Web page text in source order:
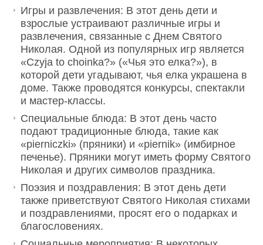
Игры и развлечения: В этот день дети и
взрослые устраивают различные игры и
развлечения, связанные с Днем Святого
Николая. Одной из популярных игр является
«Czyja to choinka?» («Чья это елка?»), в
которой дети угадывают, чья елка украшена в
доме. Также проводятся конкурсы, спектакли
и мастер-классы.
Специальные блюда: В этот день часто
подают традиционные блюда, такие как
«pierniczki» (пряники) и «piernik» (имбирное
печенье). Пряники могут иметь форму Святого
Николая и других символов праздника.
Поэзия и поздравления: В этот день дети
также приветствуют Святого Николая стихами
и поздравлениями, просят его о подарках и
благословениях.